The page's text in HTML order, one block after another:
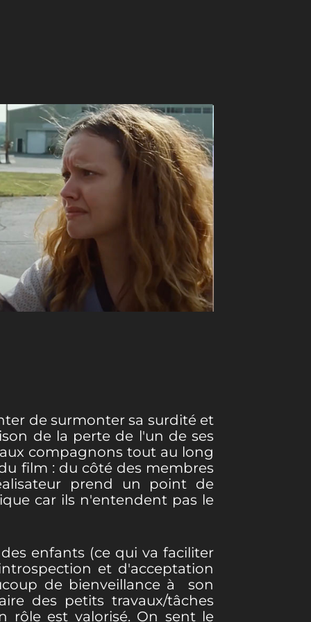
de surmonter sa surdité et
de la perte de l'un de ses
compagnons tout au long
film : du côté des membres
prend un point de
car ils n'entendent pas le
enfants (ce qui va faciliter
et d'acceptation
de bienveillance à son
des petits travaux/tâches
rôle est valorisé. On sent le